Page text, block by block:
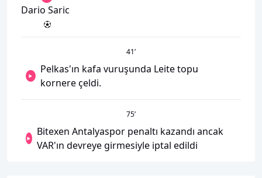
Dario Saric
41’
Pelkas'ın kafa vuruşunda Leite topu
kornere çeldi.
75’
Bitexen Antalyaspor penaltı kazandı ancak
VAR'ın devreye girmesiyle iptal edildi